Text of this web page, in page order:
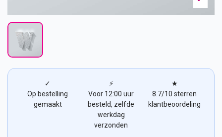
✓
Op bestelling
gemaakt
⚡
Voor 12:00 uur
besteld, zelfde
werkdag
verzonden
★
8.7/10 sterren
klantbeoordeling